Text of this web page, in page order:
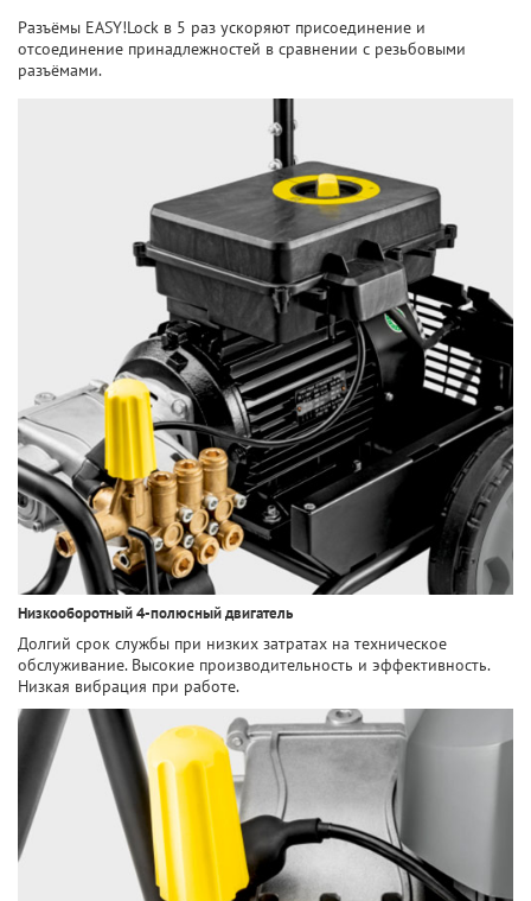
Разъёмы EASY!Lock в 5 раз ускоряют присоединение и
отсоединение принадлежностей в сравнении с резьбовыми
разъёмами.
Низкооборотный 4-полюсный двигатель
Долгий срок службы при низких затратах на техническое
обслуживание. Высокие производительность и эффективность.
Низкая вибрация при работе.